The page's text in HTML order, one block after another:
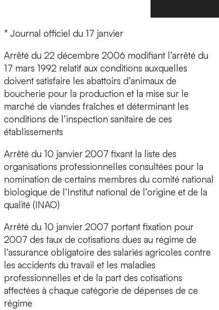
* Journal officiel du 17 janvier
Arrêté du 22 décembre 2006 modifiant l’arrêté du
17 mars 1992 relatif aux conditions auxquelles
doivent satisfaire les abattoirs d’animaux de
boucherie pour la production et la mise sur le
marché de viandes fraîches et déterminant les
conditions de l’inspection sanitaire de ces
établissements
Arrêté du 10 janvier 2007 fixant la liste des
organisations professionnelles consultées pour la
nomination de certains membres du comité national
biologique de l’Institut national de l’origine et de la
qualité (INAO)
Arrêté du 10 janvier 2007 portant fixation pour
2007 des taux de cotisations dues au régime de
l’assurance obligatoire des salariés agricoles contre
les accidents du travail et les maladies
professionnelles et de la part des cotisations
affectées à chaque catégorie de dépenses de ce
régime